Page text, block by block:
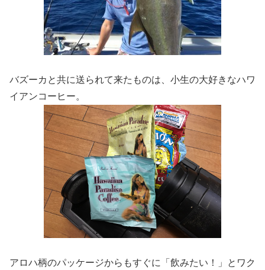
バズーカと共に送られて来たものは、小生の大好きなハワ
イアンコーヒー。
アロハ柄のパッケージからもすぐに「飲みたい！」とワク